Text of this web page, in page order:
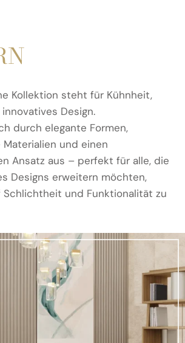
Kollektion steht für Kühnheit,
Design.
durch elegante Formen,
und einen
Ansatz aus – perfekt für alle, die
Designs erweitern möchten,
Schlichtheit und Funktionalität zu